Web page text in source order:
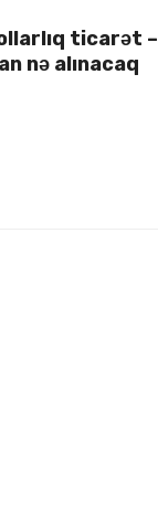
ticarət –
nə alınacaq